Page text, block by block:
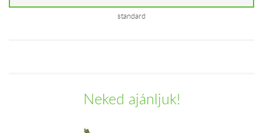
standard
Neked ajánljuk!